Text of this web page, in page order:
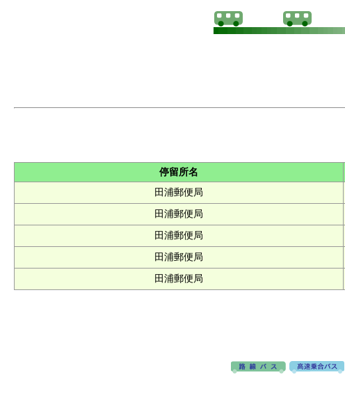
停留所名
田浦郵便局
田浦郵便局
田浦郵便局
田浦郵便局
田浦郵便局